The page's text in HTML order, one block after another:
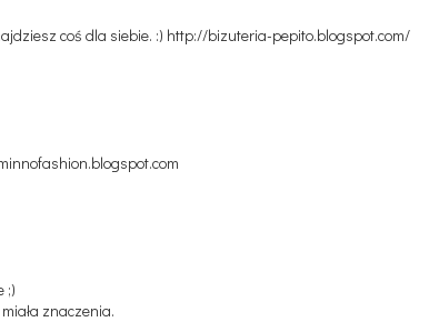
coś dla siebie. :) http://bizuteria-pepito.blogspot.com/
;)
znaczenia.